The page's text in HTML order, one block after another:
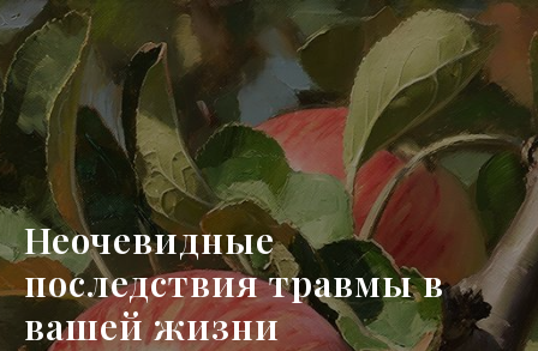
Неочевидные
последствия травмы в
вашей жизни